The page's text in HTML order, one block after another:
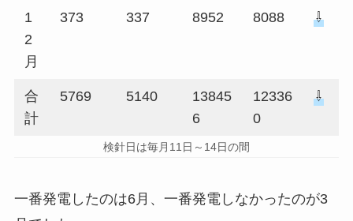
1
2
月
373 337 8952 8088 ⇩
合
計
5769 5140
13845
6
12336
0
⇩
検針日は毎月11日～14日の間
一番発電したのは6月、一番発電しなかったのが3